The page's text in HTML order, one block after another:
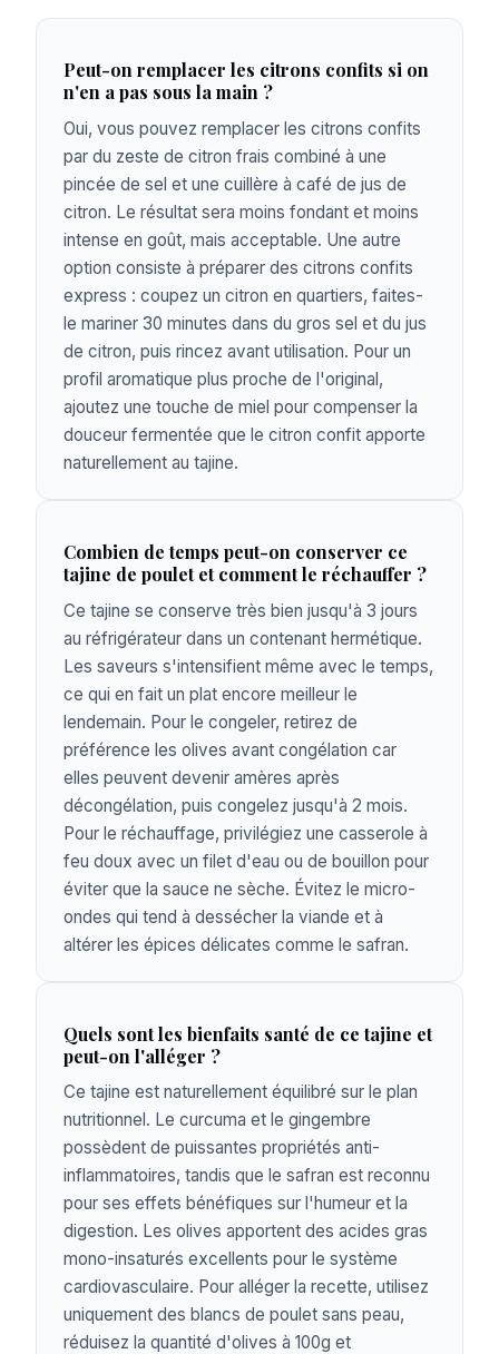
Peut-on remplacer les citrons confits si on
n'en a pas sous la main ?
Oui, vous pouvez remplacer les citrons confits
par du zeste de citron frais combiné à une
pincée de sel et une cuillère à café de jus de
citron. Le résultat sera moins fondant et moins
intense en goût, mais acceptable. Une autre
option consiste à préparer des citrons confits
express : coupez un citron en quartiers, faites-
le mariner 30 minutes dans du gros sel et du jus
de citron, puis rincez avant utilisation. Pour un
profil aromatique plus proche de l'original,
ajoutez une touche de miel pour compenser la
douceur fermentée que le citron confit apporte
naturellement au tajine.
Combien de temps peut-on conserver ce
tajine de poulet et comment le réchauffer ?
Ce tajine se conserve très bien jusqu'à 3 jours
au réfrigérateur dans un contenant hermétique.
Les saveurs s'intensifient même avec le temps,
ce qui en fait un plat encore meilleur le
lendemain. Pour le congeler, retirez de
préférence les olives avant congélation car
elles peuvent devenir amères après
décongélation, puis congelez jusqu'à 2 mois.
Pour le réchauffage, privilégiez une casserole à
feu doux avec un filet d'eau ou de bouillon pour
éviter que la sauce ne sèche. Évitez le micro-
ondes qui tend à dessécher la viande et à
altérer les épices délicates comme le safran.
Quels sont les bienfaits santé de ce tajine et
peut-on l'alléger ?
Ce tajine est naturellement équilibré sur le plan
nutritionnel. Le curcuma et le gingembre
possèdent de puissantes propriétés anti-
inflammatoires, tandis que le safran est reconnu
pour ses effets bénéfiques sur l'humeur et la
digestion. Les olives apportent des acides gras
mono-insaturés excellents pour le système
cardiovasculaire. Pour alléger la recette, utilisez
uniquement des blancs de poulet sans peau,
réduisez la quantité d'olives à 100g et